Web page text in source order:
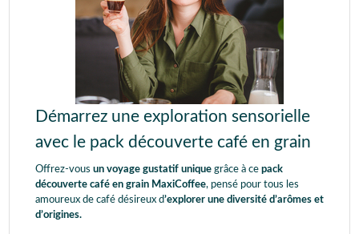
Démarrez une exploration sensorielle
avec le pack découverte café en grain
Offrez-vous un voyage gustatif unique grâce à ce pack
découverte café en grain MaxiCoffee, pensé pour tous les
amoureux de café désireux d’explorer une diversité d’arômes et
d’origines.